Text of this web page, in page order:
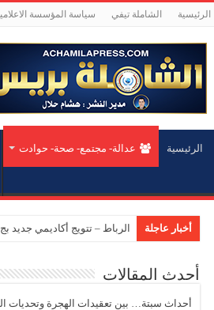
الرئيسية الشاملة تيفي سياسة المؤسسة
الرئيسية عدالة- مجتمع- صحة- حوادت
أخبار عاجلة الرباط – تتويج أكاديمي جديد
أحدث المقالات
أحداث سبتة… بين تعقيدات الهجرة وتحديات